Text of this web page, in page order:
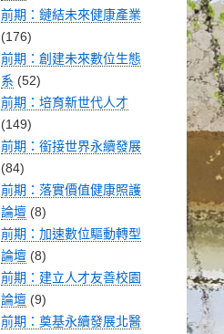
前期：鏈結未來健康產業
(176)
前期：創建未來數位生態
系 (52)
前期：培育新世代人才
(149)
前期：銜接世界永續發展
(84)
前期：落實價值健康照護
論壇 (8)
前期：加速數位驅動轉型
論壇 (8)
前期：建立人才友善校園
論壇 (9)
前期：奠基永續發展北醫